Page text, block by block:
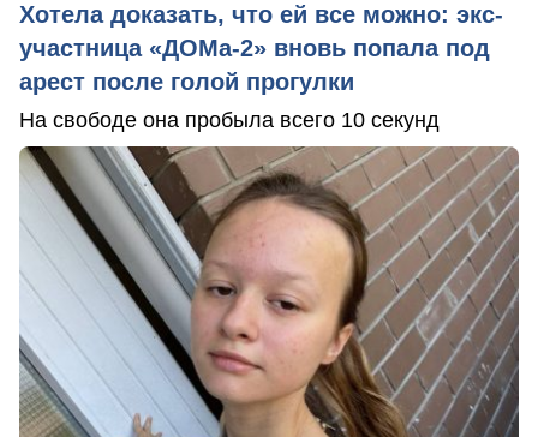
Хотела доказать, что ей все можно: экс-
участница «ДОМа-2» вновь попала под
арест после голой прогулки
На свободе она пробыла всего 10 секунд